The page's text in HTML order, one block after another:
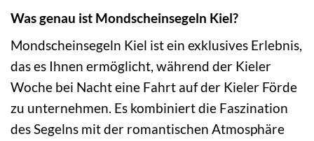
Was genau ist Mondscheinsegeln Kiel?
Mondscheinsegeln Kiel ist ein exklusives Erlebnis,
das es Ihnen ermöglicht, während der Kieler
Woche bei Nacht eine Fahrt auf der Kieler Förde
zu unternehmen. Es kombiniert die Faszination
des Segelns mit der romantischen Atmosphäre